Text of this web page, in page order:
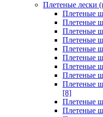
Плетеные лески
Плетеные
Плетеные
Плетеные
Плетеные
Плетеные
Плетеные
Плетеные
Плетеные
Плетеные
[8]
Плетеные
Плетеные